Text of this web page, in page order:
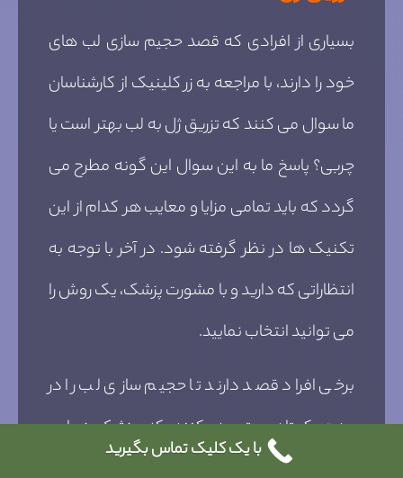
بسیاری از افرادی که قصد حجیم سازی لب های
خود را دارند، با مراجعه به زر کلینیک از کارشناسان
ما سوال می کنند که تزریق ژل به لب بهتر است یا
چربی؟ پاسخ ما به این سوال این گونه مطرح می
گردد که باید تمامی مزایا و معایب هر کدام از این
تکنیک ها در نظر گرفته شود. در آخر با توجه به
انتظاراتی که دارید و با مشورت پزشک، یک روش را
می توانید انتخاب نمایید.
برخی افراد قصد دارند تا حجیم سازی لب را در
مدت کوتاهی تجربه کنند که پزشک زیبایی
توصیه می کند که از روش تزریق ژل استفاده
با یک کلیک تماس بگیرید